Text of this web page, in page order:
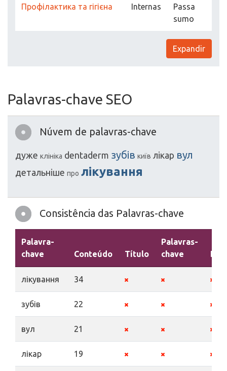
Профілактика та гігієна Internas
Passa
sumo
Expandir
Palavras-chave SEO
Núvem de palavras-chave
дуже клініка dentaderm зубів київ лікар вул
детальніше про лікування
Consistência das Palavras-chave
Palavra-
chave
Conteúdo Título
Palavras-
chave
лікування 34
зубів 22
вул 21
лікар 19